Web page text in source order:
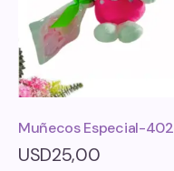
Muñecos Especial-402
USD25,00